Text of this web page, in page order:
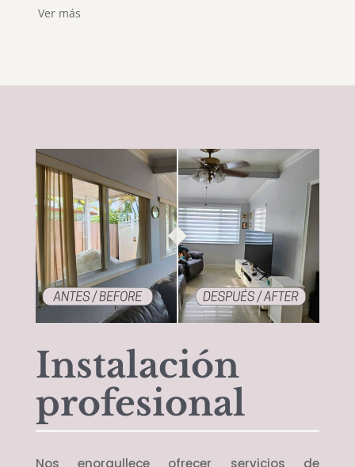
Ver más
Instalación
profesional
Nos enorgullece ofrecer servicios de